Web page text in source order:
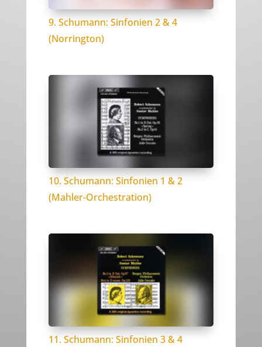
9. Schumann: Sinfonien 2 & 4
(Norrington)
10. Schumann: Sinfonien 1 & 2
(Mahler-Orchestration)
11. Schumann: Sinfonien 3 & 4